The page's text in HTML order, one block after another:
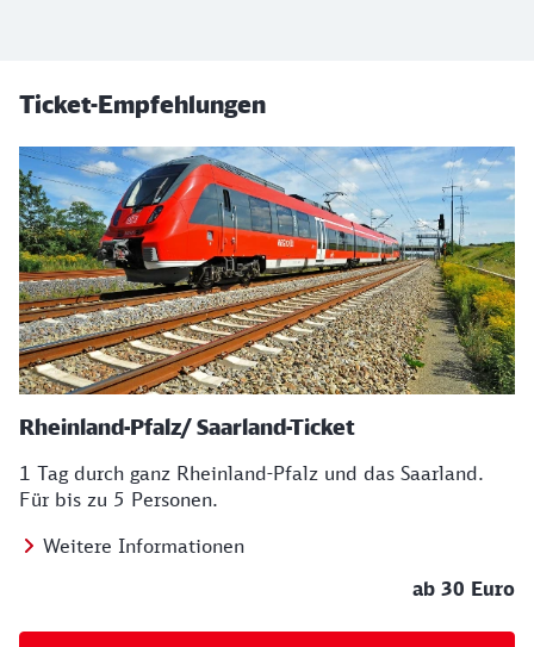
Ticket-Empfehlungen
Rheinland-Pfalz/ Saarland-Ticket
1 Tag durch ganz Rheinland-Pfalz und das Saarland.
Für bis zu 5 Personen.
Weitere Informationen
ab 30 Euro